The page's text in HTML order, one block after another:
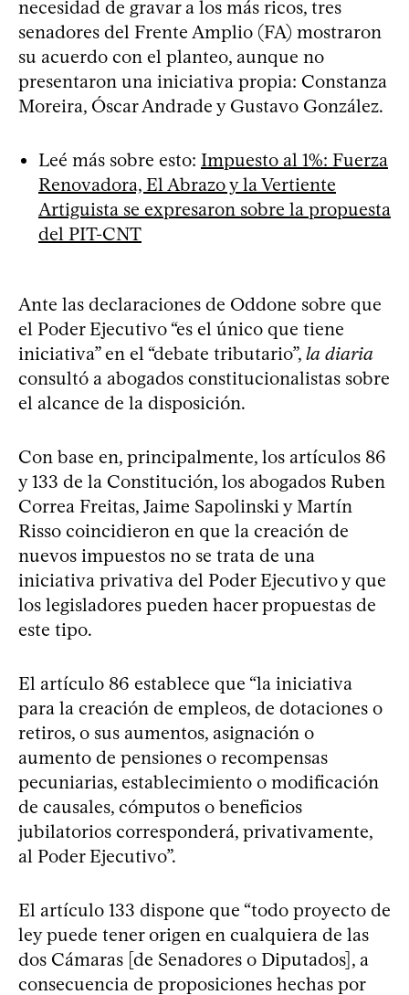
necesidad de gravar a los más ricos, tres
senadores del Frente Amplio (FA) mostraron
su acuerdo con el planteo, aunque no
presentaron una iniciativa propia: Constanza
Moreira, Óscar Andrade y Gustavo González.
Leé más sobre esto: Impuesto al 1%: Fuerza
Renovadora, El Abrazo y la Vertiente
Artiguista se expresaron sobre la propuesta
del PIT-CNT
Ante las declaraciones de Oddone sobre que
el Poder Ejecutivo “es el único que tiene
iniciativa” en el “debate tributario”, la diaria
consultó a abogados constitucionalistas sobre
el alcance de la disposición.
Con base en, principalmente, los artículos 86
y 133 de la Constitución, los abogados Ruben
Correa Freitas, Jaime Sapolinski y Martín
Risso coincidieron en que la creación de
nuevos impuestos no se trata de una
iniciativa privativa del Poder Ejecutivo y que
los legisladores pueden hacer propuestas de
este tipo.
El artículo 86 establece que “la iniciativa
para la creación de empleos, de dotaciones o
retiros, o sus aumentos, asignación o
aumento de pensiones o recompensas
pecuniarias, establecimiento o modificación
de causales, cómputos o beneficios
jubilatorios corresponderá, privativamente,
al Poder Ejecutivo”.
El artículo 133 dispone que “todo proyecto de
ley puede tener origen en cualquiera de las
dos Cámaras [de Senadores o Diputados], a
consecuencia de proposiciones hechas por